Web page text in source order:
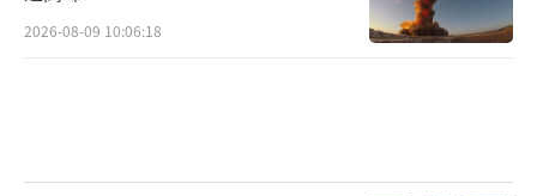
2026-08-09 10:06:18